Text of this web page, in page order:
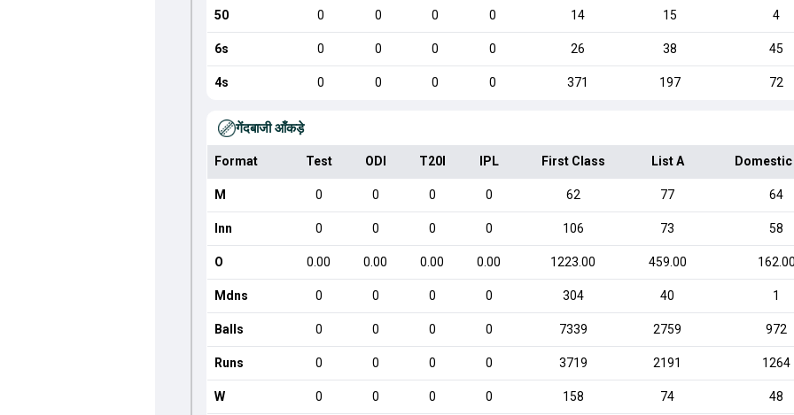
50 0 0 0 0 14 15 4
6s 0 0 0 0 26 38 45
4s 0 0 0 0 371 197 72
गेंदबाजी आँकड़े
Format Test ODI T20I IPL First Class List A
M 0 0 0 0 62 77 64
Inn 0 0 0 0 106 73 58
O 0.00 0.00 0.00 0.00 1223.00 459.00
Mdns 0 0 0 0 304 40 1
Balls 0 0 0 0 7339 2759 972
Runs 0 0 0 0 3719 2191 1264
W 0 0 0 0 158 74 48